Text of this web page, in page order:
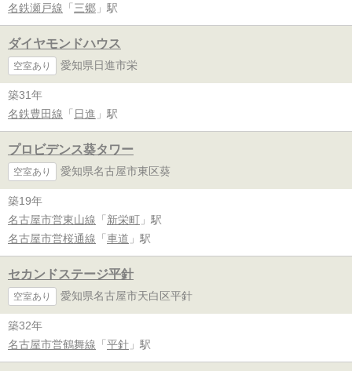
名鉄瀬戸線 「 三郷 」駅
ダイヤモンドハウス
空室あり 愛知県日進市栄
築31年
名鉄豊田線 「 日進 」駅
プロビデンス葵タワー
空室あり 愛知県名古屋市東区葵
築19年
名古屋市営東山線 「 新栄町 」駅
名古屋市営桜通線 「 車道 」駅
セカンドステージ平針
空室あり 愛知県名古屋市天白区平針
築32年
名古屋市営鶴舞線 「 平針 」駅